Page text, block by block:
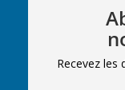
Recevez les